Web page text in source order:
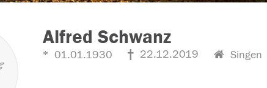
Alfred Schwanz
01.01.1930 22.12.2019 Singen